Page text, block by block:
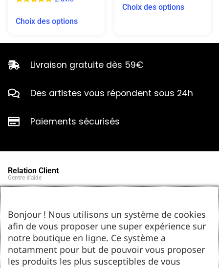
Choix des options
Choix des options
Livraison gratuite dès 59€
Des artistes vous répondent sous 24h
Paiements sécurisés
Relation Client
Centre d'aide
Contact
Tel : 05.55.75.03.00
Email : contact@bozar-passion.com
Bozar Passion SARL
1 allée Louis Breguet
87220 Feytiat
Ressources d'artistes
Bonjour ! Nous utilisons un système de cookies
afin de vous proposer une super expérience sur
notre boutique en ligne. Ce système a
notamment pour but de pouvoir vous proposer
les produits les plus susceptibles de vous